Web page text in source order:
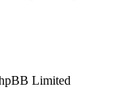
Limited